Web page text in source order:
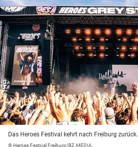
Das Heroes Festival kehrt nach Freiburg zurück.
© Heroes Festival Freiburg/BZ.MEDIA